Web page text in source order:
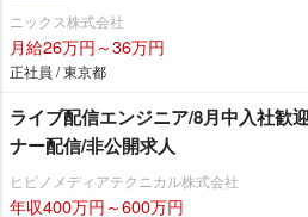
ニックス株式会社
月給26万円～36万円
正社員 / 東京都
ライブ配信エンジニア/8月中入社歓
ナー配信/非公開求人
ヒビノメディアテクニカル株式会社
年収400万円～600万円